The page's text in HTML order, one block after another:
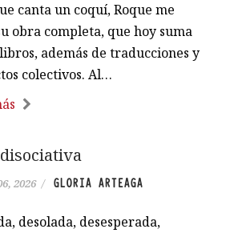
canta un coquí, Roque me
obra completa, que hoy suma
además de traducciones y
colectivos. Al…
2026 / GLORIA ARTEAGA
desolada, desesperada,